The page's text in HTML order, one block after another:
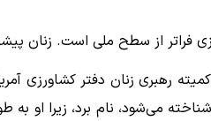
فراتر از سطح ملی است. زنان
شناخته می‌شود، نام برد، زیرا او